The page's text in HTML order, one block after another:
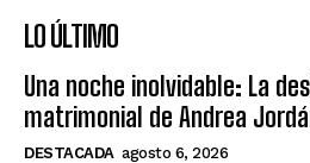
LO ÚLTIMO
Una noche inolvidable: La
matrimonial de Andrea
DESTACADA agosto 6, 2026